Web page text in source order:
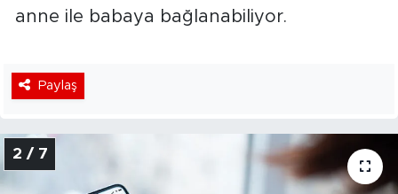
anne ile babaya bağlanabiliyor.
Paylaş
2 / 7